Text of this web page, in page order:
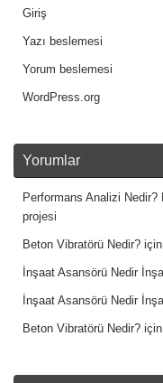
Giriş
Yazı beslemesi
Yorum beslemesi
WordPress.org
Yorumlar
Performans Analizi Nedir?
projesi
Beton Vibratörü Nedir? için
İnşaat Asansörü Nedir
İnşaat Asansörü Nedir
Beton Vibratörü Nedir? için